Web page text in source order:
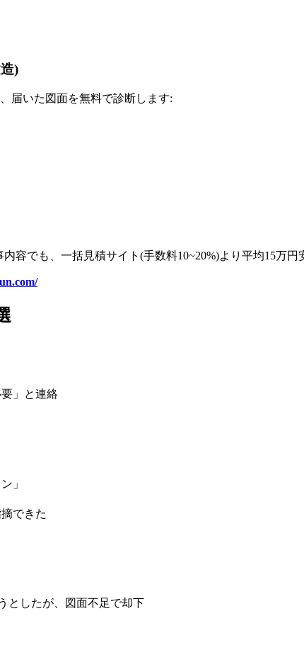
)
届いた図面を無料で診断します:
容でも、一括見積サイト(手数料10~20%)より平均15万円
」と連絡
」
できた
としたが、図面不足で却下